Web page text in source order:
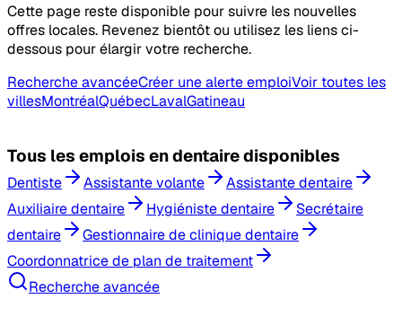
Cette page reste disponible pour suivre les nouvelles
offres locales. Revenez bientôt ou utilisez les liens ci-
dessous pour élargir votre recherche.
Recherche avancéeCréer une alerte emploiVoir toutes les
villesMontréalQuébecLavalGatineau
Tous les emplois en dentairedisponibles
Dentiste Assistante volante
Assistante dentaire
Auxiliaire dentaire
Hygiéniste dentaire
Secrétaire
dentaire
Gestionnaire de clinique dentaire
Coordonnatrice de plan de traitement
Recherche avancée